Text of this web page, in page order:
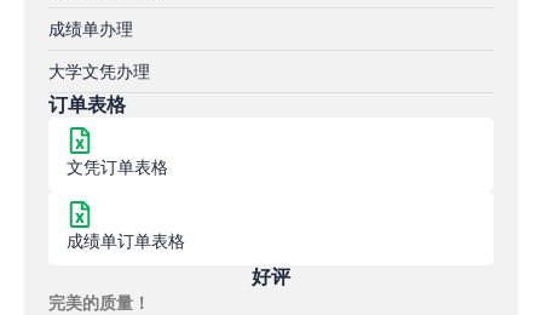
成绩单办理
大学文凭办理
订单表格
文凭订单表格
成绩单订单表格
好评
完美的质量！